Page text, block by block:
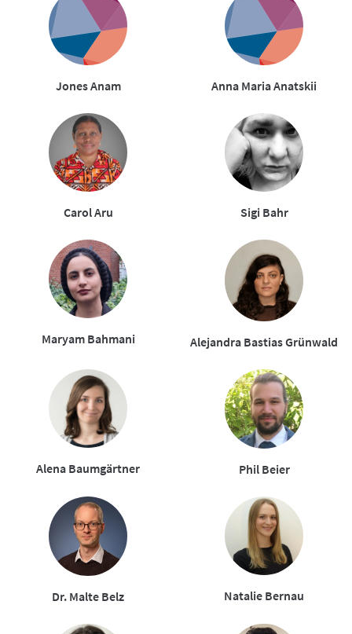
Jones Anam Anna Maria Anatskii
Carol Aru Sigi Bahr
Maryam Bahmani Alejandra Bastias Grünwald
Alena Baumgärtner Phil Beier
Dr. Malte Belz Natalie Bernau